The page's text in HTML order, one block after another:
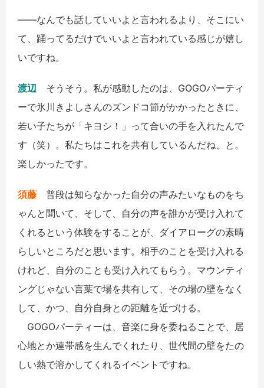
――なんでも話していいよと言われるより、そこにい
て、踊ってるだけでいいよと言われている感じが嬉し
いですね。
渡辺 そうそう。私が感動したのは、GOGOパーティ
ーで氷川きよしさんのズンドコ節がかかったときに、
若い子たちが「キヨシ！」って合いの手を入れたんで
す（笑）。私たちはこれを共有しているんだね、と。
楽しかったです。
須藤 普段は知らなかった自分の声みたいなものをち
ゃんと聞いて、そして、自分の声を誰かが受け入れて
くれるという体験をすることが、ダイアローグの素晴
らしいところだと思います。相手のことを受け入れる
けれど、自分のことも受け入れてもらう。マウンティ
ングじゃない言葉で場を共有して、その場の壁をなく
して、かつ、自分自身との距離を近づける。
GOGOパーティーは、音楽に身を委ねることで、居
心地とか連帯感を生んでくれたり、世代間の壁をたの
しい熱で溶かしてくれるイベントですね。